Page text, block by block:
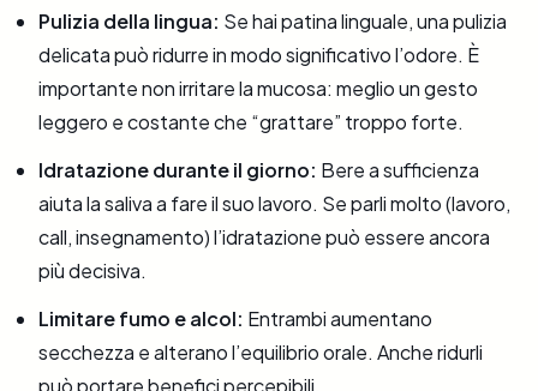
Pulizia della lingua: Se hai patina linguale, una pulizia
delicata può ridurre in modo significativo l’odore. È
importante non irritare la mucosa: meglio un gesto
leggero e costante che “grattare” troppo forte.
Idratazione durante il giorno: Bere a sufficienza
aiuta la saliva a fare il suo lavoro. Se parli molto (lavoro,
call, insegnamento) l’idratazione può essere ancora
più decisiva.
Limitare fumo e alcol: Entrambi aumentano
secchezza e alterano l’equilibrio orale. Anche ridurli